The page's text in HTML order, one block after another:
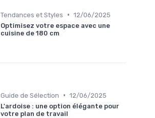
Tendances et Styles • 12/06/2025
Optimisez votre espace avec une
cuisine de 180 cm
Guide de Sélection • 12/06/2025
L'ardoise : une option élégante pour
votre plan de travail